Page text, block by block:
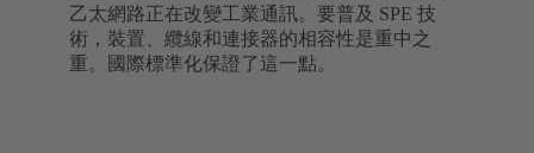
乙太網路正在改變工業通訊。要普及 SPE 技
術，裝置、纜線和連接器的相容性是重中之
重。國際標準化保證了這一點。